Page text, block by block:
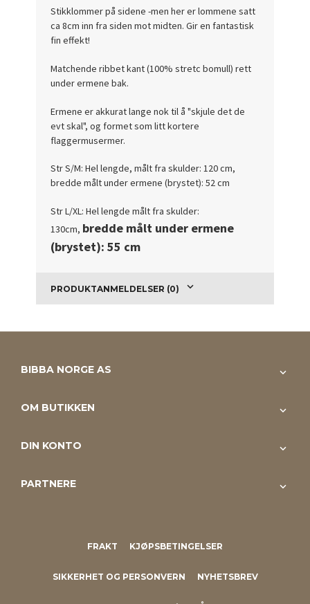
Stikklommer på sidene -men her er lommene satt
ca 8cm inn fra siden mot midten. Gir en fantastisk
fin effekt!
Matchende ribbet kant (100% stretc bomull) rett
under ermene bak.
Ermene er akkurat lange nok til å "skjule det de
evt skal", og formet som litt kortere
flaggermusermer.
Str S/M: Hel lengde, målt fra skulder: 120 cm,
bredde målt under ermene (brystet): 52 cm
Str L/XL: Hel lengde målt fra skulder:
130cm, bredde målt under ermene
(brystet): 55 cm
PRODUKTANMELDELSER (0)
BIBBA NORGE AS
OM BUTIKKEN
DIN KONTO
PARTNERE
FRAKT KJØPSBETINGELSER
SIKKERHET OG PERSONVERN NYHETSBREV